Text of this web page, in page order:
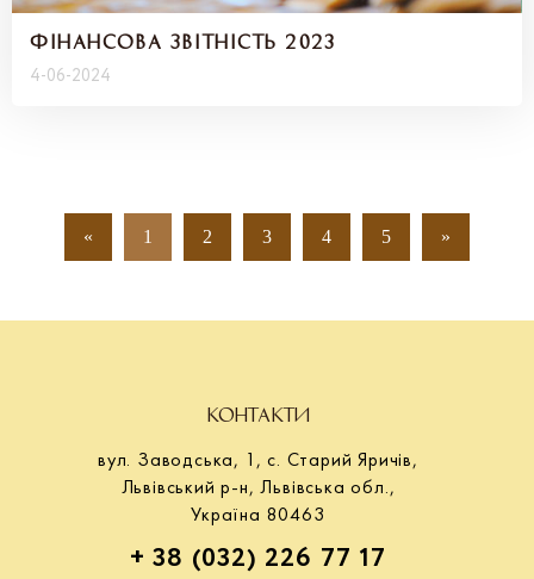
ФІНАНСОВА ЗВІТНІСТЬ 2023
4-06-2024
« 1 2 3 4 5 »
КОНТАКТИ
вул. Заводська, 1, с. Старий Яричів,
Львівський р-н, Львівська обл.,
Україна 80463
+ 38 (032) 226 77 17